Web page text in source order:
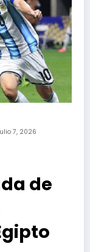
7, 2026
de